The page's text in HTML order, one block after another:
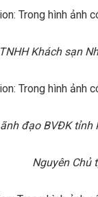
Khách sạn
đạo BVĐK tỉnh
Nguyên Chủ